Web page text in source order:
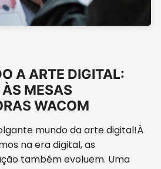
A ARTE DIGITAL:
MESAS
WACOM
mundo da arte digital!À
na era digital, as
também evoluem. Uma